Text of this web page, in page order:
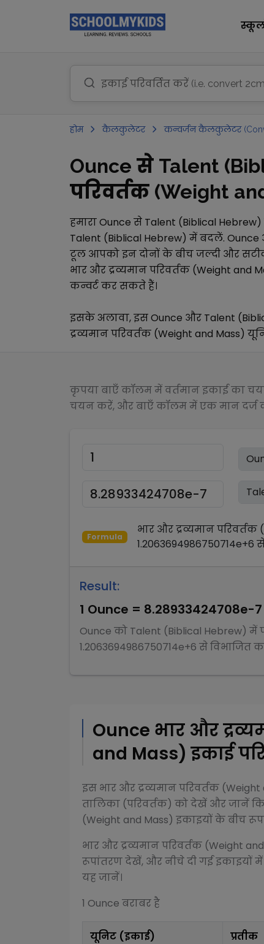
होम कैलकुलेटर कन्वर्जन कैलकुलेटर
Ounce से Talent
परिवर्तक (Weight
हमाराOunce से Talent (Biblical Hebrew)
Talent (Biblical Hebrew) में बदलें. Ounce
टूल आपको इन दोनों के बीच जल्दी और
भार और द्रव्यमान परिवर्तक (Weight and
कन्वर्ट कर सकते हैं।
इसके अलावा, इसOunce और Talent
द्रव्यमान परिवर्तक (Weight and Mass)
कृपया बाएँ कॉलम में वर्तमान इकाई का
चयन करें, और बाएँ कॉलम में एक मान दर्ज
Formula
भार और द्रव्यमान परिवर्तक
1.2063694986750714e+6
Result:
1 Ounce = 8.28933424708e-7
Ounce को Talent (Biblical Hebrew) में
1.2063694986750714e+6 सेविभाजित
Ounce भार और
and Mass) इकाई
इस भार और द्रव्यमान परिवर्तक
तालिका (परिवर्तक) को देखें और जानें
(Weight and Mass) इकाइयों के बीच
भार और द्रव्यमान परिवर्तक (Weight
रूपांतरण देखें, और नीचे दी गई इकाइयों में
यह जानें।
1 Ounce बराबर है
यूनिट (इकाई) प्रतीक